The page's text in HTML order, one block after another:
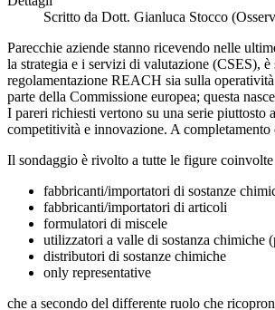
Scritto da Dott. Gianluca Stocco
Parecchie aziende stanno ricevendo nelle
la strategia e i servizi di valutazione (CSES),
regolamentazione REACH sia sulla
parte della Commissione europea; questa
I pareri richiesti vertono su una serie piuttosto
competitività e innovazione. A
Il sondaggio è rivolto a tutte le figure
fabbricanti/importatori di sostanze
fabbricanti/importatori di articoli
formulatori di miscele
utilizzatori a valle di sostanza chimiche
distributori di sostanze chimiche
only representative
che a secondo del differente ruolo che